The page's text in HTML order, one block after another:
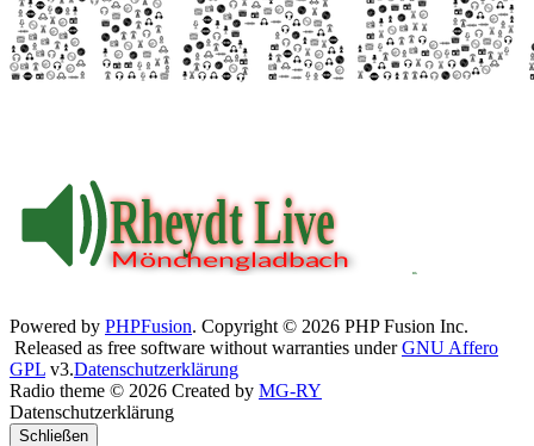
Powered by PHPFusion. Copyright © 2026 PHP Fusion Inc.
Released as free software without warranties underGNU Affero
GPL v3.Datenschutzerklärung
Radio theme © 2026 Created by MG-RY
Datenschutzerklärung
Schließen